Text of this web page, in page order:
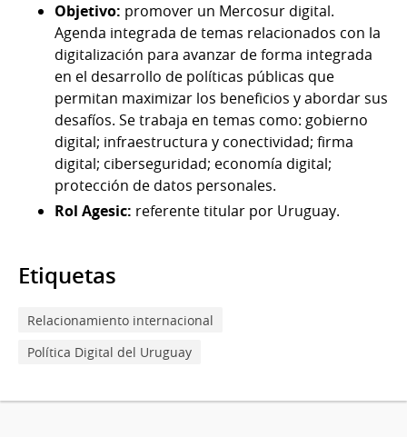
Objetivo: promover un Mercosur digital.
Agenda integrada de temas relacionados con la
digitalización para avanzar de forma integrada
en el desarrollo de políticas públicas que
permitan maximizar los beneficios y abordar sus
desafíos. Se trabaja en temas como: gobierno
digital; infraestructura y conectividad; firma
digital; ciberseguridad; economía digital;
protección de datos personales.
Rol Agesic: referente titular por Uruguay.
Etiquetas
Relacionamiento internacional
Política Digital del Uruguay